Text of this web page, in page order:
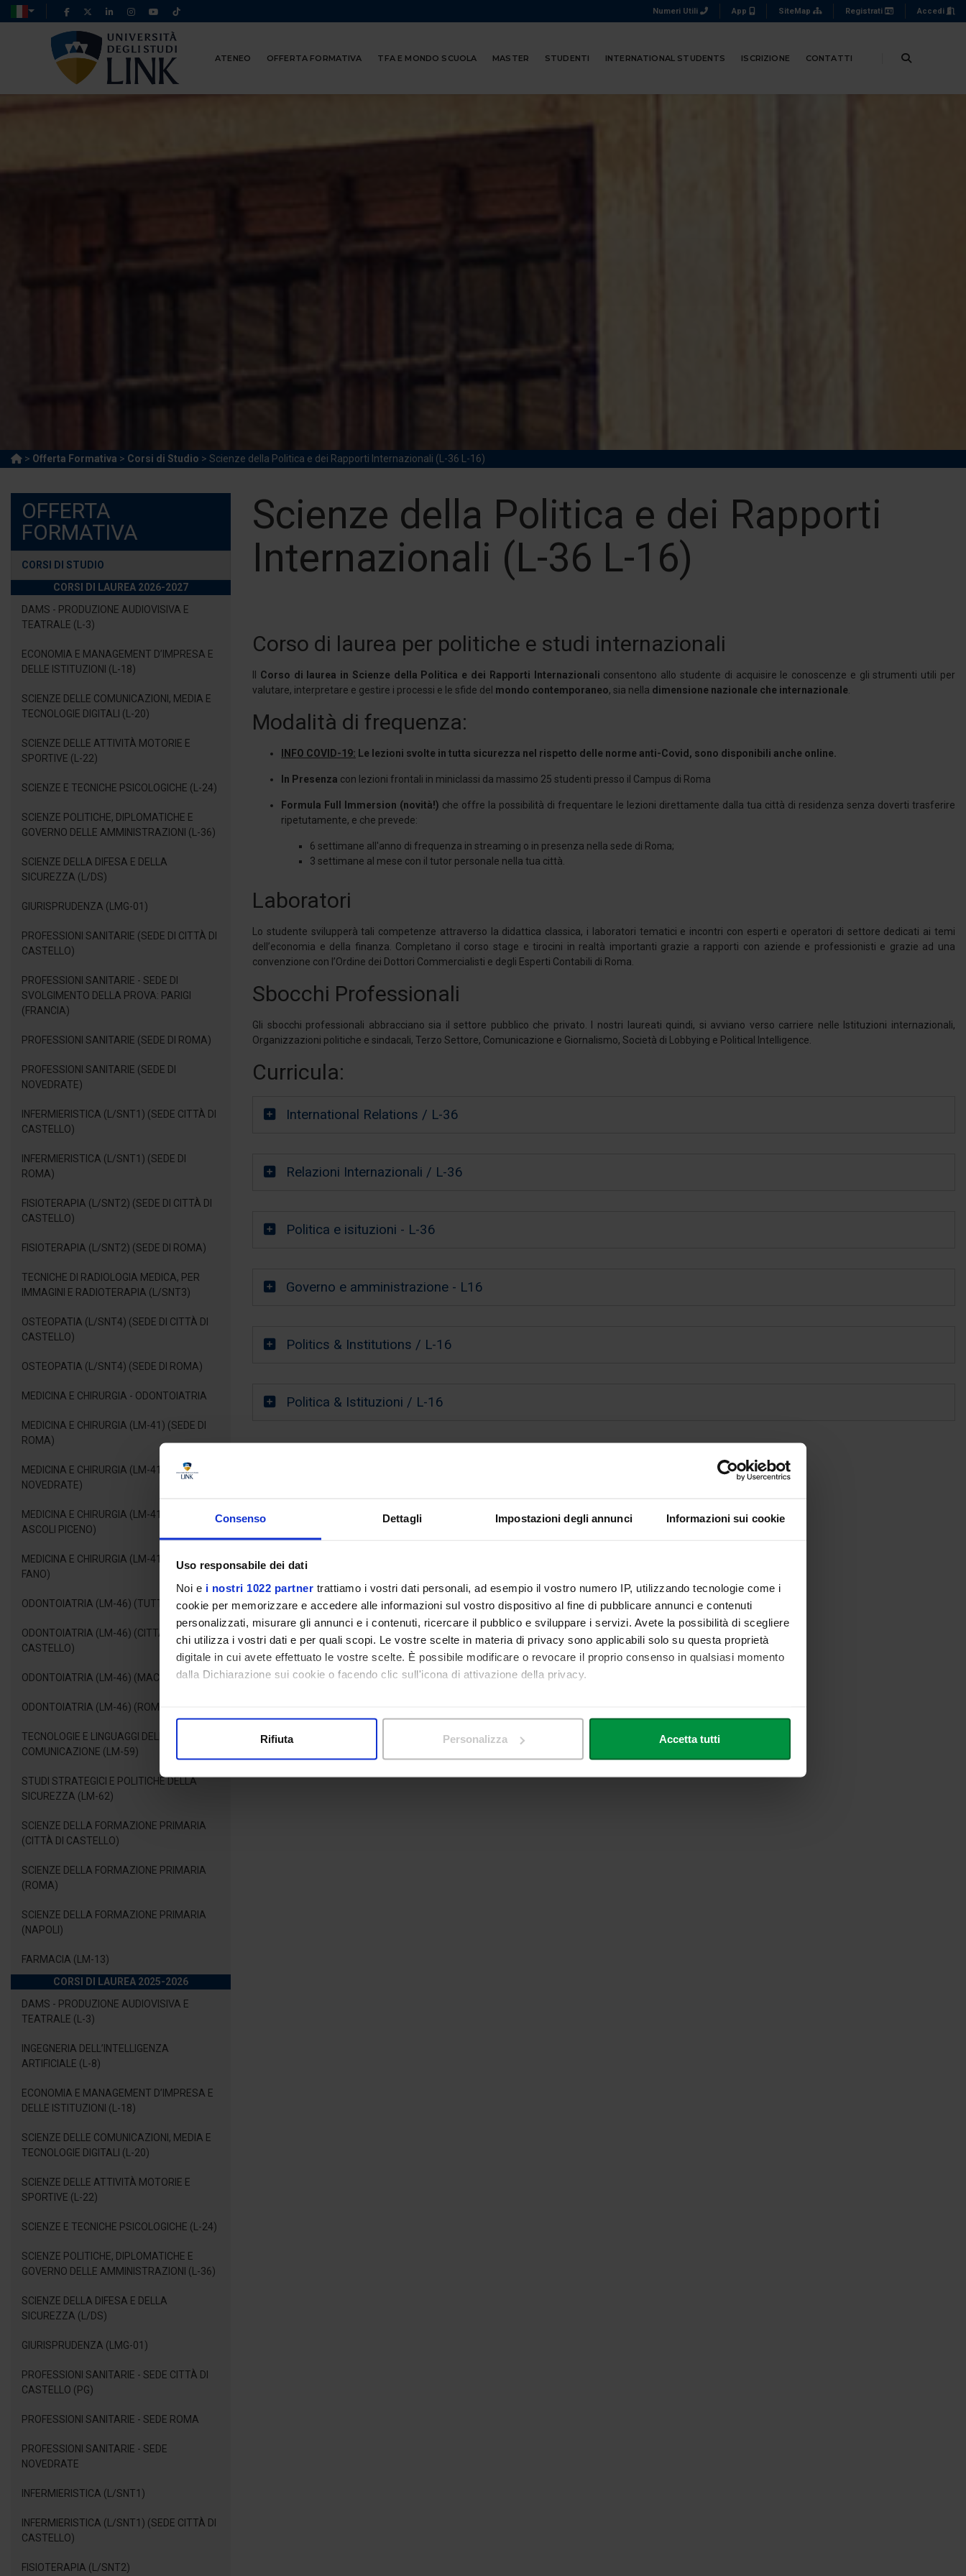
Consenso Dettagli Impostazioni degli annunci Informazioni sui cookie
Uso responsabile dei dati
Noi e i nostri 1022 partner trattiamo i vostri dati personali, ad esempio il vostro numero IP, utilizzando tecnologie come i
cookie per memorizzare e accedere alle informazioni sul vostro dispositivo al fine di pubblicare annunci e contenuti
personalizzati, misurare gli annunci e i contenuti, ricercare il pubblico e sviluppare i servizi. Avete la possibilità di scegliere
chi utilizza i vostri dati e per quali scopi. Le vostre scelte in materia di privacy sono applicabili solo su questa proprietà
digitale in cui avete effettuato le vostre scelte. È possibile modificare o revocare il proprio consenso in qualsiasi momento
dalla Dichiarazione sui cookie o facendo clic sull'icona di attivazione della privacy.
Identificare il tuo dispositivo, scansionandolo attivamente alla ricerca di caratteristiche specifiche (impronte digitali).
modificare o ritirare il tuo consenso in qualsiasi momento dalla Dichiarazione sui cookie.
che hanno raccolto dal suo utilizzo dei loro servizi.
Rifiuta Personalizza Accetta tutti
Numeri Utili App SiteMap Registrati Accedi
ATENEO OFFERTA FORMATIVA TFA E MONDO SCUOLA MASTER STUDENTI INTERNATIONAL STUDENTS ISCRIZIONE CONTATTI
> Offerta Formativa > Corsi di Studio > Scienze della Politica e dei Rapporti Internazionali (L-36 L-16)
OFFERTA
FORMATIVA
CORSI DI STUDIO
CORSI DI LAUREA 2026-2027
DAMS - PRODUZIONE AUDIOVISIVA E
TEATRALE (L-3)
ECONOMIA E MANAGEMENT D’IMPRESA E
DELLE ISTITUZIONI (L-18)
SCIENZE DELLE COMUNICAZIONI, MEDIA E
TECNOLOGIE DIGITALI (L-20)
SCIENZE DELLE ATTIVITÀ MOTORIE E
SPORTIVE (L-22)
SCIENZE E TECNICHE PSICOLOGICHE (L-24)
SCIENZE POLITICHE, DIPLOMATICHE E
GOVERNO DELLE AMMINISTRAZIONI (L-36)
SCIENZE DELLA DIFESA E DELLA
SICUREZZA (L/DS)
GIURISPRUDENZA (LMG-01)
PROFESSIONI SANITARIE (SEDE DI CITTÀ DI
CASTELLO)
PROFESSIONI SANITARIE - SEDE DI
SVOLGIMENTO DELLA PROVA: PARIGI
(FRANCIA)
PROFESSIONI SANITARIE (SEDE DI ROMA)
PROFESSIONI SANITARIE (SEDE DI
NOVEDRATE)
INFERMIERISTICA (L/SNT1) (SEDE CITTÀ DI
CASTELLO)
INFERMIERISTICA (L/SNT1) (SEDE DI
ROMA)
FISIOTERAPIA (L/SNT2) (SEDE DI CITTÀ DI
CASTELLO)
FISIOTERAPIA (L/SNT2) (SEDE DI ROMA)
TECNICHE DI RADIOLOGIA MEDICA, PER
IMMAGINI E RADIOTERAPIA (L/SNT3)
OSTEOPATIA (L/SNT4) (SEDE DI CITTÀ DI
CASTELLO)
OSTEOPATIA (L/SNT4) (SEDE DI ROMA)
MEDICINA E CHIRURGIA - ODONTOIATRIA
MEDICINA E CHIRURGIA (LM-41) (SEDE DI
ROMA)
MEDICINA E CHIRURGIA (LM-41) (SEDE DI
NOVEDRATE)
MEDICINA E CHIRURGIA (LM-41) (SEDE DI
ASCOLI PICENO)
MEDICINA E CHIRURGIA (LM-41) (SEDE DI
FANO)
ODONTOIATRIA (LM-46) (TUTTE LE SEDI)
ODONTOIATRIA (LM-46) (CITTÀ DI
CASTELLO)
ODONTOIATRIA (LM-46) (MACERATA)
ODONTOIATRIA (LM-46) (ROMA)
TECNOLOGIE E LINGUAGGI DELLA
COMUNICAZIONE (LM-59)
STUDI STRATEGICI E POLITICHE DELLA
SICUREZZA (LM-62)
SCIENZE DELLA FORMAZIONE PRIMARIA
(CITTÀ DI CASTELLO)
SCIENZE DELLA FORMAZIONE PRIMARIA
(ROMA)
SCIENZE DELLA FORMAZIONE PRIMARIA
(NAPOLI)
FARMACIA (LM-13)
CORSI DI LAUREA 2025-2026
DAMS - PRODUZIONE AUDIOVISIVA E
TEATRALE (L-3)
INGEGNERIA DELL’INTELLIGENZA
ARTIFICIALE (L-8)
ECONOMIA E MANAGEMENT D’IMPRESA E
DELLE ISTITUZIONI (L-18)
SCIENZE DELLE COMUNICAZIONI, MEDIA E
TECNOLOGIE DIGITALI (L-20)
SCIENZE DELLE ATTIVITÀ MOTORIE E
SPORTIVE (L-22)
SCIENZE E TECNICHE PSICOLOGICHE (L-24)
SCIENZE POLITICHE, DIPLOMATICHE E
GOVERNO DELLE AMMINISTRAZIONI (L-36)
SCIENZE DELLA DIFESA E DELLA
SICUREZZA (L/DS)
GIURISPRUDENZA (LMG-01)
PROFESSIONI SANITARIE - SEDE CITTÀ DI
CASTELLO (PG)
PROFESSIONI SANITARIE - SEDE ROMA
PROFESSIONI SANITARIE - SEDE
NOVEDRATE
INFERMIERISTICA (L/SNT1)
INFERMIERISTICA (L/SNT1) (SEDE CITTÀ DI
CASTELLO)
FISIOTERAPIA (L/SNT2)
Scienze della Politica e dei Rapporti
Internazionali (L-36 L-16)
Corso di laurea per politiche e studi internazionali
Corso di laurea in Scienze della Politica e dei Rapporti Internazionali consentono allo studente di acquisire le conoscenze e gli strumenti utili per
valutare, interpretare e gestire i processi e le sfide del mondo contemporaneo, sia nella dimensione nazionale che internazionale
Modalità di frequenza:
INFO COVID-19: Le lezioni svolte in tutta sicurezza nel rispetto delle norme anti-Covid, sono disponibili anche online.
In Presenza con lezioni frontali in miniclassi da massimo 25 studenti presso il Campus di Roma
Formula Full Immersion (novità!) che offre la possibilità di frequentare le lezioni direttamente dalla tua città di residenza senza doverti trasferire
ripetutamente, e che prevede:
6 settimane all'anno di frequenza in streaming o in presenza nella sede di Roma;
3 settimane al mese con il tutor personale nella tua città.
Laboratori
Lo studente svilupperà tali competenze attraverso la didattica classica, i laboratori tematici e incontri con esperti e operatori di settore dedicati ai temi
dell’economia e della finanza. Completano il corso stage e tirocini in realtà importanti grazie a rapporti con aziende e professionisti e grazie ad una
convenzione con l’Ordine dei Dottori Commercialisti e degli Esperti Contabili di Roma.
Sbocchi Professionali
Gli sbocchi professionali abbracciano sia il settore pubblico che privato. I nostri laureati quindi, si avviano verso carriere nelle Istituzioni internazionali,
Organizzazioni politiche e sindacali, Terzo Settore, Comunicazione e Giornalismo, Società di Lobbying e Political Intelligence.
Curricula:
International Relations / L-36
Relazioni Internazionali / L-36
Politica e isituzioni - L-36
Governo e amministrazione - L16
Politics & Institutions / L-16
Politica & Istituzioni / L-16